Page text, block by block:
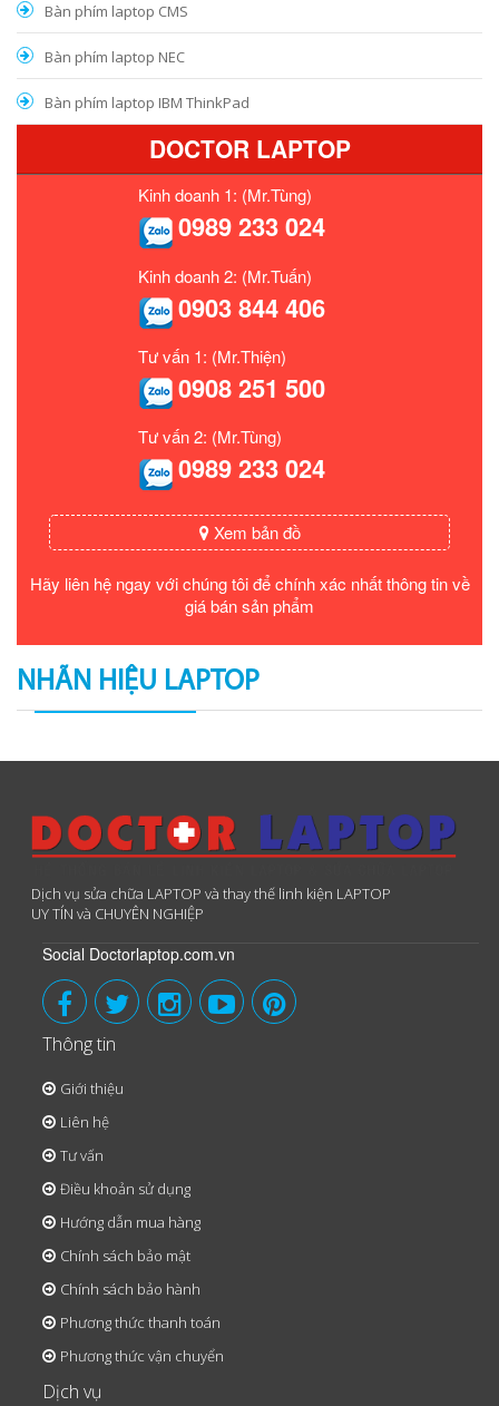
Bàn phím laptop CMS
Bàn phím laptop NEC
Bàn phím laptop IBM ThinkPad
DOCTOR LAPTOP
Kinh doanh 1: (Mr.Tùng)
0989 233 024
Kinh doanh 2: (Mr.Tuấn)
0903 844 406
Tư vấn 1: (Mr.Thiện)
0908 251 500
Tư vấn 2: (Mr.Tùng)
0989 233 024
Xem bản đồ
Hãy liên hệ ngay với chúng tôi để chính xác nhất thông tin về
giá bán sản phẩm
NHÃN HIỆU LAPTOP
Dịch vụ sửa chữa LAPTOP và thay thế linh kiện LAPTOP
UY TÍN và CHUYÊN NGHIỆP
Social Doctorlaptop.com.vn
Thông tin
Giới thiệu
Liên hệ
Tư vấn
Điều khoản sử dụng
Hướng dẫn mua hàng
Chính sách bảo mật
Chính sách bảo hành
Phương thức thanh toán
Phương thức vận chuyển
Dịch vụ